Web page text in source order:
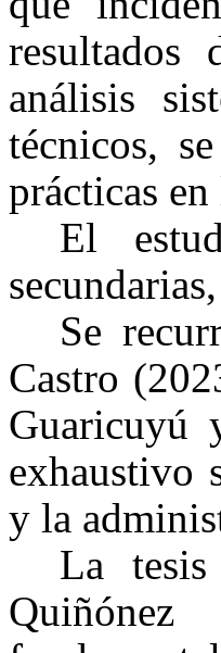
análisis
técnicos,
prácticas
El
Se
Castro
Guaricuyú
exhaustivo
y la
La